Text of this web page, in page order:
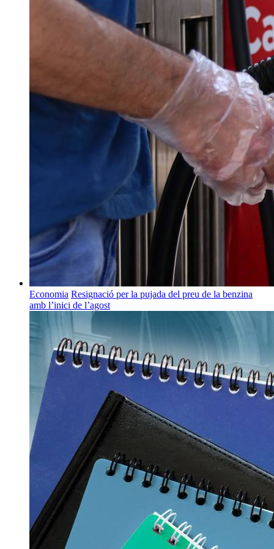
Economia Resignació per la pujada del preu de la benzina
amb l’inici de l’agost